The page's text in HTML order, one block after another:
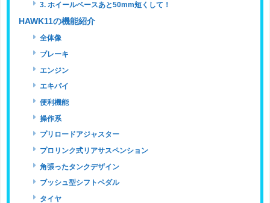
3. ホイールベースあと50mm短くして！
HAWK11の機能紹介
全体像
ブレーキ
エンジン
エキパイ
便利機能
操作系
プリロードアジャスター
プロリンク式リアサスペンション
角張ったタンクデザイン
ブッシュ型シフトペダル
タイヤ